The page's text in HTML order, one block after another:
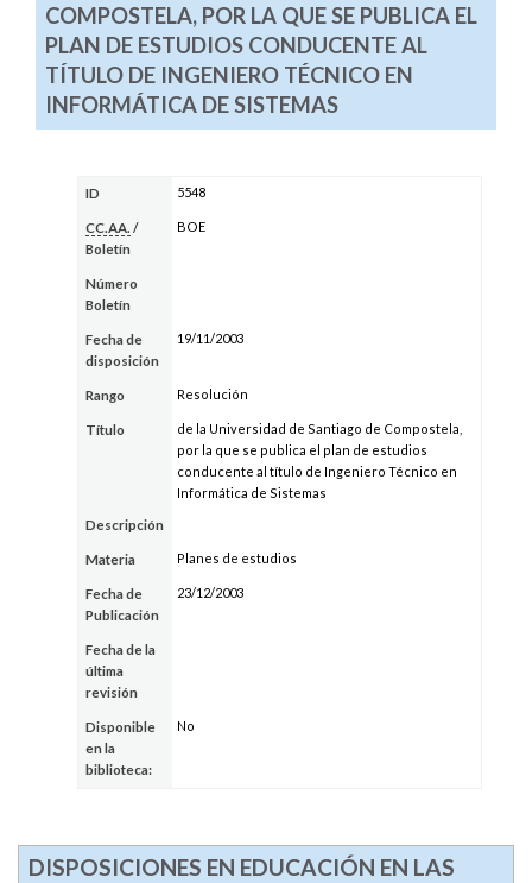
COMPOSTELA, POR LA QUE SE PUBLICA EL
PLAN DE ESTUDIOS CONDUCENTE AL
TÍTULO DE INGENIERO TÉCNICO EN
INFORMÁTICA DE SISTEMAS
ID 5548
CC.AA. /
Boletín
BOE
Número
Boletín
Fecha de
disposición
19/11/2003
Rango Resolución
Título
de la Universidad de Santiago de Compostela,
por la que se publica el plan de estudios
conducente al título de Ingeniero Técnico en
Informática de Sistemas
Descripción
Materia Planes de estudios
Fecha de
Publicación
23/12/2003
Fecha de la
última
revisión
Disponible
en la
biblioteca:
No
DISPOSICIONES EN EDUCACIÓN EN LAS